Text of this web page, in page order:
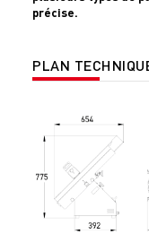
précise.
PLAN